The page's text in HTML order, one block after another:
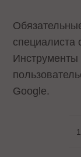
специалиста
Инструменты
Google.